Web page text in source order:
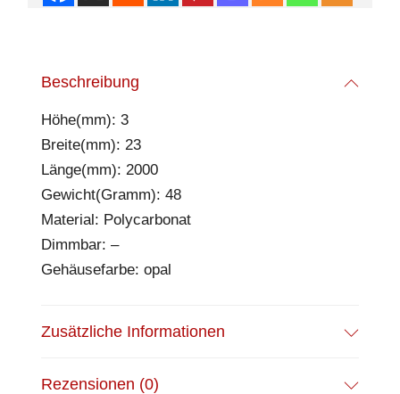
Beschreibung
Höhe(mm): 3
Breite(mm): 23
Länge(mm): 2000
Gewicht(Gramm): 48
Material: Polycarbonat
Dimmbar: –
Gehäusefarbe: opal
Zusätzliche Informationen
Rezensionen (0)